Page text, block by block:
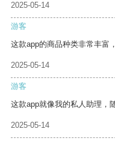
2025-05-14
游客
这款app的商品种类非常丰富
2025-05-14
游客
这款app就像我的私人助理，
2025-05-14